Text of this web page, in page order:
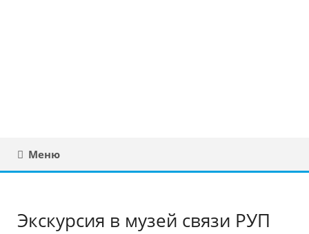
Меню
Экскурсия в музей связи РУП